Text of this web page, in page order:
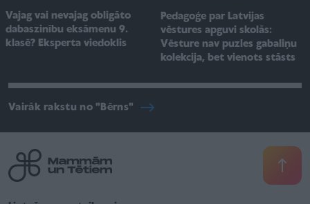
Vajag vai nevajag obligāto
dabaszinību eksāmenu 9.
klasē? Eksperta viedoklis
Pedagoģe par Latvijas
vēstures apguvi skolās:
Vēsture nav puzles gabaliņu
kolekcija, bet vienots stāsts
Vairāk rakstu no "Bērns"